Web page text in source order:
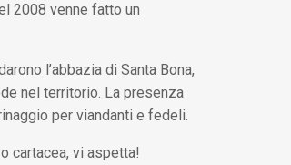
2008 venne fatto un
l’abbazia di Santa Bona,
nel territorio. La presenza
per viandanti e fedeli.
cartacea, vi aspetta!